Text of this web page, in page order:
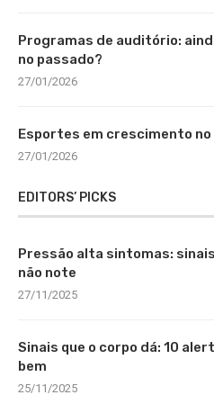
Programas de auditório:
no passado?
27/01/2026
Esportes em crescimento
27/01/2026
EDITORS’ PICKS
Pressão alta sintomas:
não note
27/11/2025
Sinais que o corpo dá: 10
bem
25/11/2025